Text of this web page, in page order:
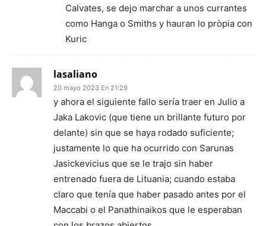
Calvates, se dejo marchar a unos currantes
como Hanga o Smiths y hauran lo pròpia con
Kuric
lasaliano
20 mayo 2023 En 21:29
y ahora el siguiente fallo sería traer en Julio a
Jaka Lakovic (que tiene un brillante futuro por
delante) sin que se haya rodado suficiente;
justamente lo que ha ocurrido con Sarunas
Jasickevicius que se le trajo sin haber
entrenado fuera de Lituania; cuando estaba
claro que tenía que haber pasado antes por el
Maccabi o el Panathinaikos que le esperaban